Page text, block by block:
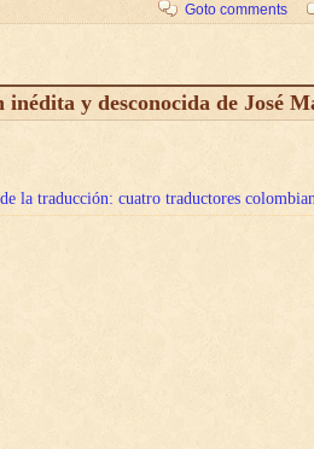
Goto comments
y desconocida de José
la traducción: cuatro traductores